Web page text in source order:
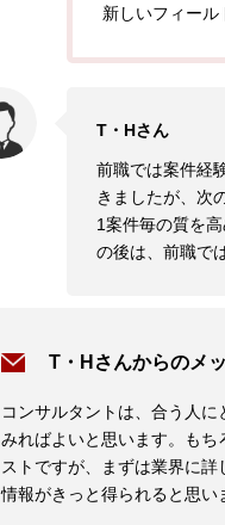
新しいフィール
T・Hさん
前職では案件経
きましたが、次
1案件毎の質を
の後は、前職で
T・Hさんからのメ
コンサルタントは、合う人
みればよいと思います。も
ストですが、まずは業界に
情報がきっと得られると思い